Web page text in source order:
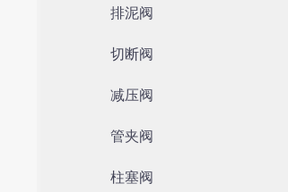
排泥阀
切断阀
减压阀
管夹阀
柱塞阀